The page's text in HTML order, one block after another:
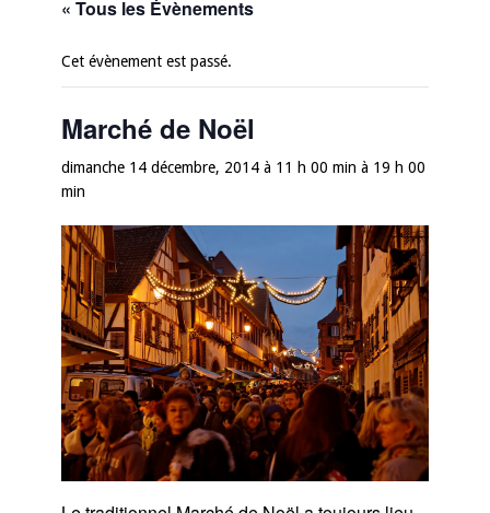
« Tous les Évènements
Cet évènement est passé.
Marché de Noël
dimanche 14 décembre, 2014 à 11 h 00 min à 19 h 00
min